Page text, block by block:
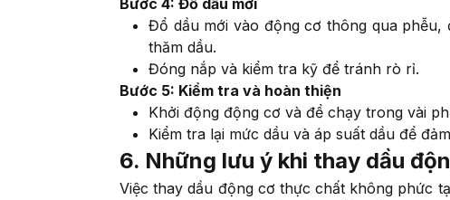
Bước 4: Đổ dầu mới
Đổ dầu mới vào động cơ thông qua
thăm dầu.
Đóng nắp và kiểm tra kỹ để tránh rò rỉ.
Bước 5: Kiểm tra và hoàn thiện
Khởi động động cơ và để chạy trong vài
Kiểm tra lại mức dầu và áp suất dầu để
6. Những lưu ý khi thay dầu
Việc thay dầu động cơ thực chất không phức